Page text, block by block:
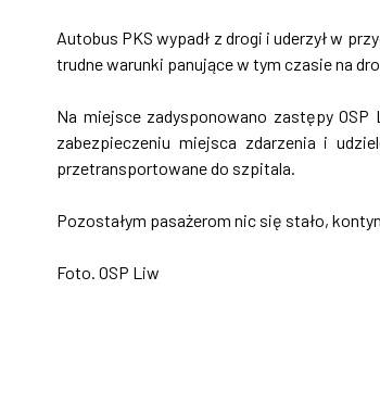
Autobus PKS wypadł z drogi i uderzył w
trudne warunki panujące w tym czasie na
Na miejsce zadysponowano zastępy OSP
zabezpieczeniu miejsca zdarzenia i
przetransportowane do szpitala.
Pozostałym pasażerom nic się stało,
Foto. OSP Liw